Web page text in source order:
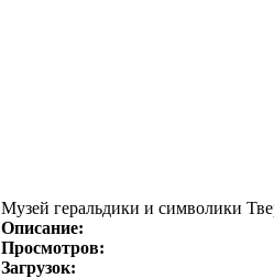
Музей геральдики и символики
Описание:
Просмотров:
Загрузок: